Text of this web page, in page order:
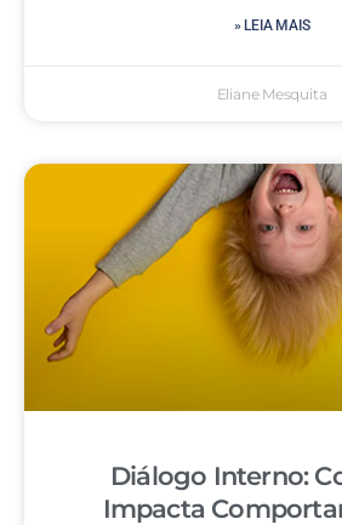
» LEIA MAIS
Eliane Mesquita
Diálogo Interno:
Impacta